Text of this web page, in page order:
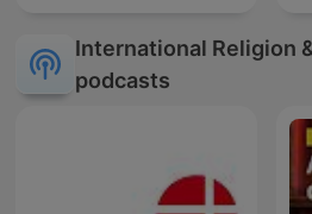
International Religion
podcasts